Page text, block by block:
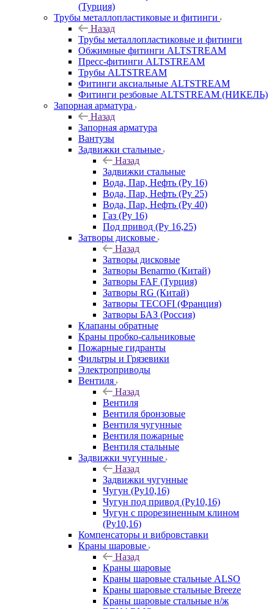
(Турция)
Трубы металлопластиковые и фитинги
Назад
Трубы металлопластиковые и фитинги
Обжимные фитинги ALTSTREAM
Пресс-фитинги ALTSTREAM
Трубы ALTSTREAM
Фитинги аксиальные ALTSTREAM
Фитинги резбовые ALTSTREAM (НИКЕЛЬ)
Запорная арматура
Назад
Запорная арматура
Вантузы
Задвижки стальные
Назад
Задвижки стальные
Вода, Пар, Нефть (Ру 16)
Вода, Пар, Нефть (Ру 25)
Вода, Пар, Нефть (Ру 40)
Газ (Ру 16)
Под привод (Ру 16,25)
Затворы дисковые
Назад
Затворы дисковые
Затворы Benarmo (Китай)
Затворы FAF (Турция)
Затворы RG (Китай)
Затворы TECOFI (Франция)
Затворы БАЗ (Россия)
Клапаны обратные
Краны пробко-сальниковые
Пожарные гидранты
Фильтры и Грязевики
Электроприводы
Вентиля
Назад
Вентиля
Вентиля бронзовые
Вентиля чугунные
Вентиля пожарные
Вентиля стальные
Задвижки чугунные
Назад
Задвижки чугунные
Чугун (Ру10,16)
Чугун под привод (Ру10,16)
Чугун с прорезиненным клином
(Ру10,16)
Компенсаторы и вибровставки
Краны шаровые
Назад
Краны шаровые
Краны шаровые стальные ALSO
Краны шаровые стальные Breeze
Краны шаровые стальные н/ж